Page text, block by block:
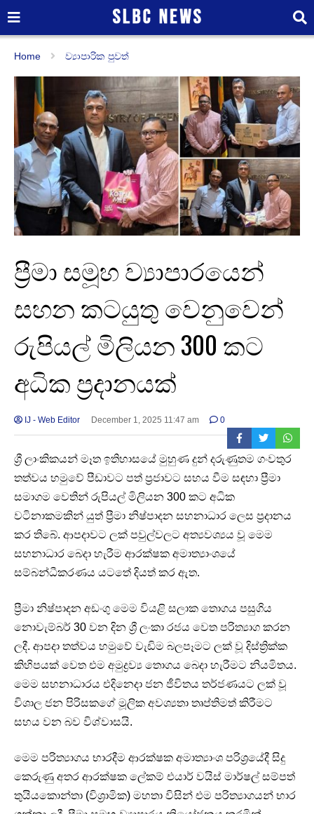
Home ව්‍යාපාරික පුවත්
ප්‍රීමා සමූහ ව්‍යාපාරයෙන්
සහන කටයුතු වෙනුවෙන්
‌රුපියල් මිලියන 300 කට
අධික ප්‍රදානයක්
IJ - Web Editor December 1, 2025 11:47 am 0
ශ්‍රී ලාංකිකයන් මෑත ඉතිහාසයේ මුහුණ දුන් දරුණුතම ගංවතුර
තත්වය හමුවේ පීඩාවට පත් ප්‍රජාවට සහය වීම සඳහා ප්‍රීමා
සමාගම වෙතින් රුපියල් මිලියන 300 කට අධික
වටිනාකමකින් යුත් ප්‍රීමා නිෂ්පාදන සහනාධාර ලෙස ප්‍රදානය
කර තිබේ. ආපදාවට ලක් පවුල්වලට අත්‍යවශ්‍යය වූ මෙම
සහනාධාර බෙදා හැරීම ආරක්ෂක අමාත්‍යාංශයේ
සම්බන්ධීකරණය යටතේ දියත් කර ඇත.
ප්‍රීමා නිෂ්පාදන අඩංගු මෙම වියළි සලාක තොගය පසුගිය
නොවැම්බර් 30 වන දින ශ්‍රී ලංකා රජය වෙත පරිත්‍යාග කරන
ලදී. ආපදා තත්වය හමුවේ වැඩිම බලපෑමට ලක් වූ දිස්ත්‍රික්ක
කිහිපයක් වෙත එම අමුද්‍රව්‍ය තොගය බෙදා හැරීමට නියමිතය.
මෙම සහනාධාරය එදිනෙදා ජන ජීවිතය තර්ජණයට ලක් වූ
විශාල ජන පිරිසකගේ මූලික අවශ්‍යතා තෘප්තිමත් කිරීමට
සහය වන බව විශ්වාසයි.
මෙම පරිත්‍යාගය භාරදීම ආරක්ෂක අමාත්‍යාංශ පරිශ්‍රයේදී සිදු
කෙරුණු අතර ආරක්ෂක ලේකම් එයාර් වයිස් මාර්ෂල් සම්පත්
තුයියකොන්තා (විශ්‍රාමික) මහතා විසින් එම පරිත්‍යාගයන් භාර